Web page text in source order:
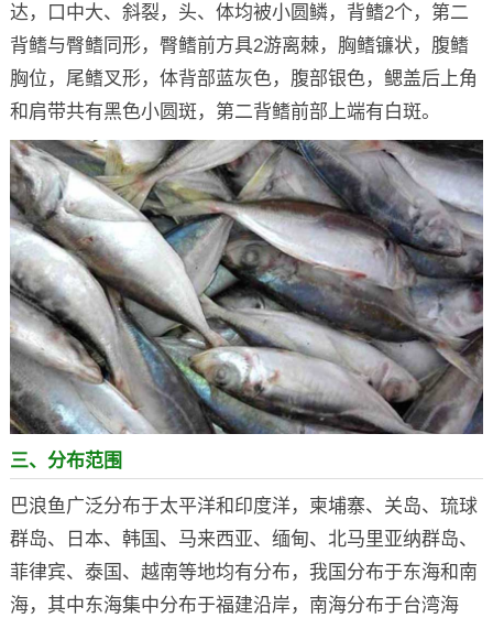
达，口中大、斜裂，头、体均被小圆鳞，背鳍2个，第二
背鳍与臀鳍同形，臀鳍前方具2游离棘，胸鳍镰状，腹鳍
胸位，尾鳍叉形，体背部蓝灰色，腹部银色，鳃盖后上角
和肩带共有黑色小圆斑，第二背鳍前部上端有白斑。
三、分布范围
巴浪鱼广泛分布于太平洋和印度洋，柬埔寨、关岛、琉球
群岛、日本、韩国、马来西亚、缅甸、北马里亚纳群岛、
菲律宾、泰国、越南等地均有分布，我国分布于东海和南
海，其中东海集中分布于福建沿岸，南海分布于台湾海